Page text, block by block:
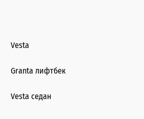
Vesta
Granta лифтбек
Vesta седан